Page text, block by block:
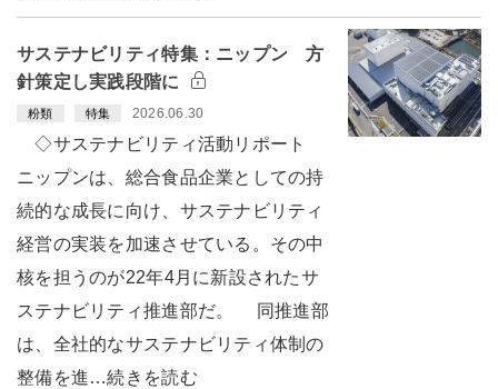
サステナビリティ特集：ニップン 方
針策定し実践段階に
粉類 特集 2026.06.30
◇サステナビリティ活動リポート
ニップンは、総合食品企業としての持
続的な成長に向け、サステナビリティ
経営の実装を加速させている。その中
核を担うのが22年4月に新設されたサ
ステナビリティ推進部だ。 同推進部
は、全社的なサステナビリティ体制の
整備を進…続きを読む